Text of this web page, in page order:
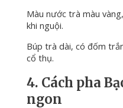
Màu nước trà màu
khi nguội.
Búp trà dài, có đốm
cổ thụ.
4. Cách pha
ngon